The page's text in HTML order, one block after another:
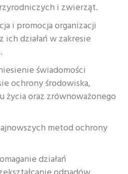
i zwierząt.
i promocja organizacji
działań w zakresie
świadomości
ochrony środowiska,
życia oraz zrównoważonego
metod ochrony
działań